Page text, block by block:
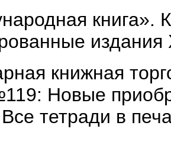
книга».
книжная
Новые
Все тетради в